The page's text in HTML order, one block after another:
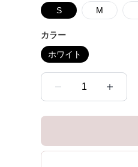
S M
カラー
ホワイト
1